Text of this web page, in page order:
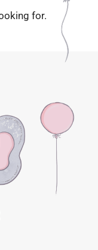
for.